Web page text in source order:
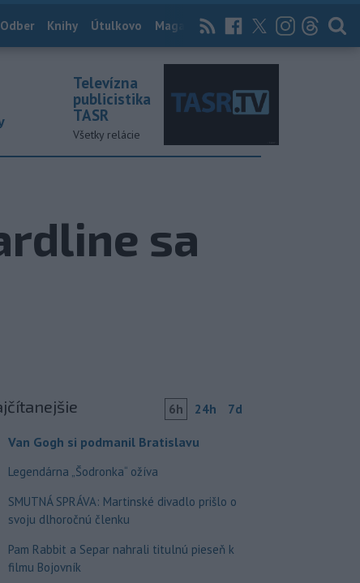
Knihy Útulkovo Magazín News Now Archív
Televízna
publicistika
TASR
Všetky relácie
sa
6h 24h 7d
Van Gogh si podmanil Bratislavu
Legendárna „Šodronka“ ožíva
SMUTNÁ SPRÁVA: Martinské divadlo prišlo o
svoju dlhoročnú členku
Pam Rabbit a Separ nahrali titulnú pieseň k
filmu Bojovník